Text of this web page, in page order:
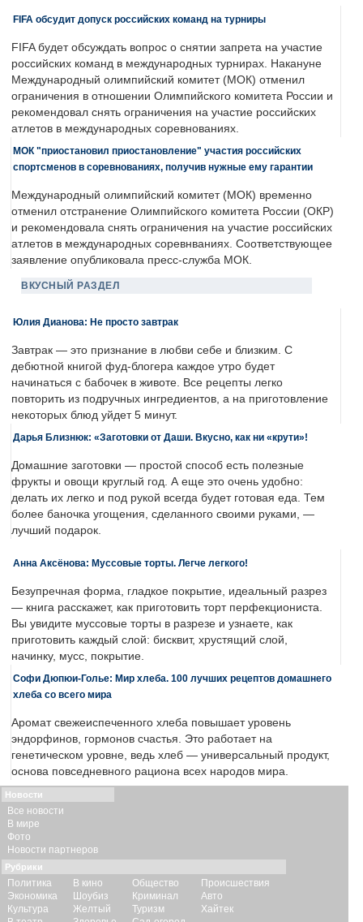
FIFA обсудит допуск российских команд на турниры
FIFA будет обсуждать вопрос о снятии запрета на участие
российских команд в международных турнирах. Накануне
Международный олимпийский комитет (МОК) отменил
ограничения в отношении Олимпийского комитета России и
рекомендовал снять ограничения на участие российских
атлетов в международных соревнованиях.
МОК "приостановил приостановление" участия российских
спортсменов в соревнованиях, получив нужные ему гарантии
Международный олимпийский комитет (МОК) временно
отменил отстранение Олимпийского комитета России (ОКР)
и рекомендовала снять ограничения на участие российских
атлетов в международных соревнваниях. Соответствующее
заявление опубликовала пресс-служба МОК.
ВКУСНЫЙ РАЗДЕЛ
Юлия Дианова: Не просто завтрак
Завтрак — это признание в любви себе и близким. С
дебютной книгой фуд-блогера каждое утро будет
начинаться с бабочек в животе. Все рецепты легко
повторить из подручных ингредиентов, а на приготовление
некоторых блюд уйдет 5 минут.
Дарья Близнюк: «Заготовки от Даши. Вкусно, как ни «крути»!
Домашние заготовки — простой способ есть полезные
фрукты и овощи круглый год. А еще это очень удобно:
делать их легко и под рукой всегда будет готовая еда. Тем
более баночка угощения, сделанного своими руками, —
лучший подарок.
Анна Аксёнова: Муссовые торты. Легче легкого!
Безупречная форма, гладкое покрытие, идеальный разрез
— книга расскажет, как приготовить торт перфекциониста.
Вы увидите муссовые торты в разрезе и узнаете, как
приготовить каждый слой: бисквит, хрустящий слой,
начинку, мусс, покрытие.
Софи Дюпюи-Голье: Мир хлеба. 100 лучших рецептов домашнего
хлеба со всего мира
Аромат свежеиспеченного хлеба повышает уровень
эндорфинов, гормонов счастья. Это работает на
генетическом уровне, ведь хлеб — универсальный продукт,
основа повседневного рациона всех народов мира.
Новости
Все новости
В мире
Фото
Новости партнеров
Рубрики
Политика
Экономика
Культура
В кино
Шоубиз
Желтый
Общество
Криминал
Туризм
Происшествия
Авто
Хайтек